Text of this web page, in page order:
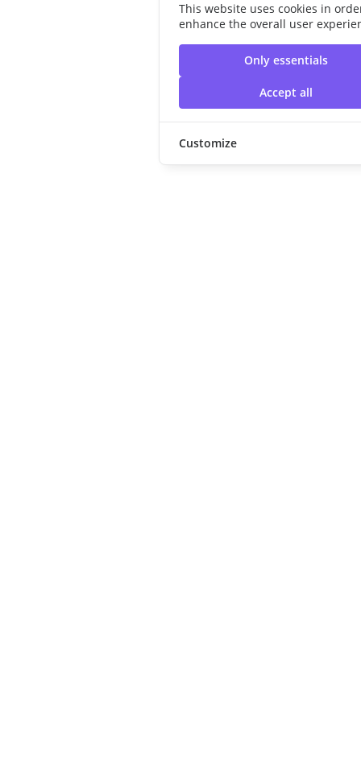
This website uses cookies in
enhance the overall user
Only essentials
Accept all
Customize